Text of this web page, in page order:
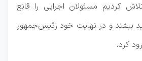
کردیم مسئولان اجرایی را قانع
بیفتد و در نهایت خود رئیس‌جمهور
کرد.